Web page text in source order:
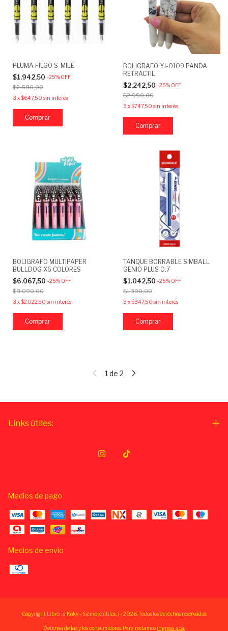
PLUMA FILGO S-MILE
$1.942,50 -25% OFF
$2.590,00
3 x$647,50 sin interés
BOLIGRAFO YJ-0109 PANDA
RETRACTIL
$2.242,50 -25% OFF
$2.990,00
3 x$747,50 sin interés
Comprar
BOLIGRAFO MULTIPAPER
BULLDOG X6 COLORES
$6.067,50 -25% OFF
$8.090,00
3 x$2.022,50 sin interés
TANQUE BORRABLE SIMBALL
GENIO PLUS 0.7
$1.042,50 -25% OFF
$1.390,00
3 x$347,50 sin interés
1 de 2
Links útiles:
Medios de pago
Medios de envío
Copyright Librería Koky - Siempre útiles ;) - 2026. Todos los derechos reservados.
Defensa de las y los consumidores. Para reclamos ingresá acá.